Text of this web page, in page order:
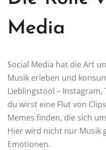
Media
Social Media hat die Art
Musik erleben und
Lieblingstool – Instagram,
du wirst eine Flut von
Memes finden, die sich
Hier wird nicht nur Musik
Emotionen.